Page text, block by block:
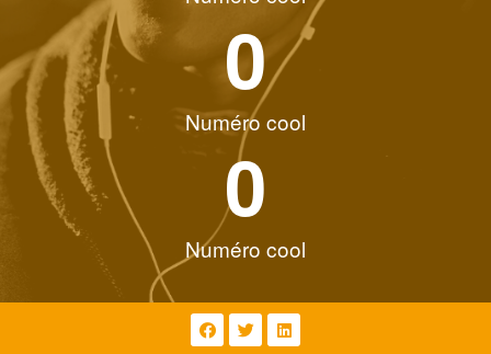
0
Numéro cool
0
Numéro cool